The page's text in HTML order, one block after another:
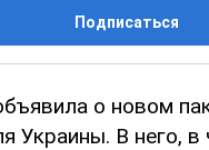
Подписаться
о новом
Украины. В него, в